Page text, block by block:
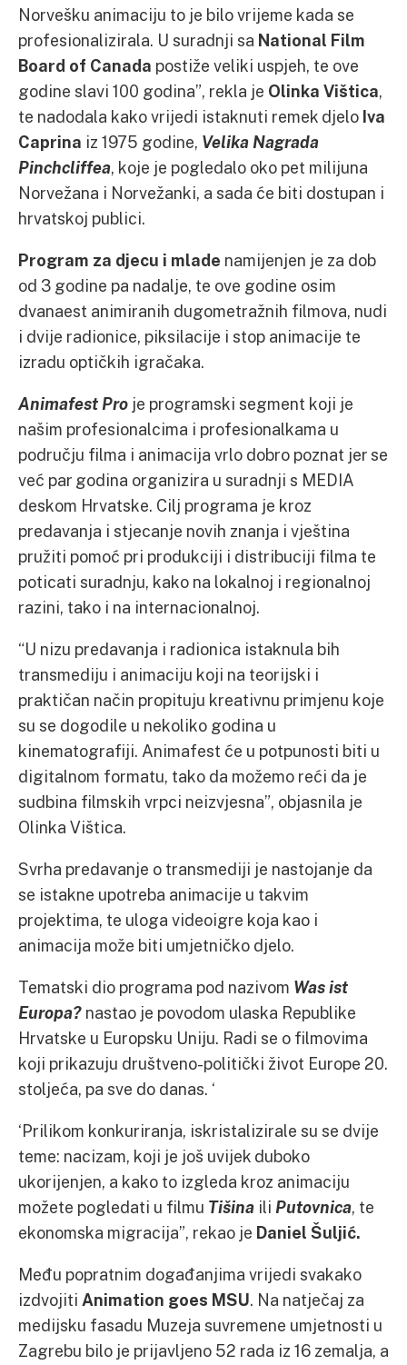
Norvešku animaciju to je bilo vrijeme kada se
profesionalizirala. U suradnji sa National Film
Board of Canada postiže veliki uspjeh, te ove
godine slavi 100 godina”, rekla je Olinka Vištica,
te nadodala kako vrijedi istaknuti remek djelo Iva
Caprina iz 1975 godine, Velika Nagrada
Pinchcliffea, koje je pogledalo oko pet milijuna
Norvežana i Norvežanki, a sada će biti dostupan i
hrvatskoj publici.
Program za djecu i mlade namijenjen je za dob
od 3 godine pa nadalje, te ove godine osim
dvanaest animiranih dugometražnih filmova, nudi
i dvije radionice, piksilacije i stop animacije te
izradu optičkih igračaka.
Animafest Pro je programski segment koji je
našim profesionalcima i profesionalkama u
području filma i animacija vrlo dobro poznat jer se
već par godina organizira u suradnji s MEDIA
deskom Hrvatske. Cilj programa je kroz
predavanja i stjecanje novih znanja i vještina
pružiti pomoć pri produkciji i distribuciji filma te
poticati suradnju, kako na lokalnoj i regionalnoj
razini, tako i na internacionalnoj.
“U nizu predavanja i radionica istaknula bih
transmediju i animaciju koji na teorijski i
praktičan način propituju kreativnu primjenu koje
su se dogodile u nekoliko godina u
kinematografiji. Animafest će u potpunosti biti u
digitalnom formatu, tako da možemo reći da je
sudbina filmskih vrpci neizvjesna”, objasnila je
Olinka Vištica.
Svrha predavanje o transmediji je nastojanje da
se istakne upotreba animacije u takvim
projektima, te uloga videoigre koja kao i
animacija može biti umjetničko djelo.
Tematski dio programa pod nazivom Was ist
Europa? nastao je povodom ulaska Republike
Hrvatske u Europsku Uniju. Radi se o filmovima
koji prikazuju društveno-politički život Europe 20.
stoljeća, pa sve do danas. ‘
‘Prilikom konkuriranja, iskristalizirale su se dvije
teme: nacizam, koji je još uvijek duboko
ukorijenjen, a kako to izgleda kroz animaciju
možete pogledati u filmu Tišina ili Putovnica, te
ekonomska migracija”, rekao je Daniel Šuljić.
Među popratnim događanjima vrijedi svakako
izdvojiti Animation goes MSU. Na natječaj za
medijsku fasadu Muzeja suvremene umjetnosti u
Zagrebu bilo je prijavljeno 52 rada iz 16 zemalja, a